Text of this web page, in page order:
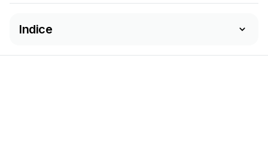
Indice